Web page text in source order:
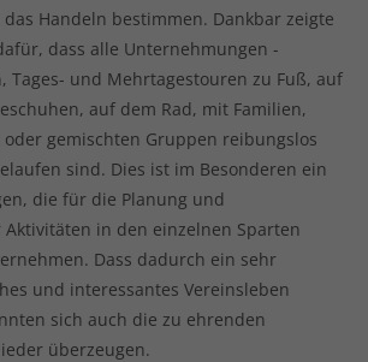
Handeln bestimmen. Dankbar zeigte
dass alle Unternehmungen -
Tages- und Mehrtagestouren zu Fuß, auf
auf dem Rad, mit Familien,
gemischten Gruppen reibungslos
sind. Dies ist im Besonderen ein
die für die Planung und
in den einzelnen Sparten
Dass dadurch ein sehr
und interessantes Vereinsleben
sich auch die zu ehrenden
überzeugen.